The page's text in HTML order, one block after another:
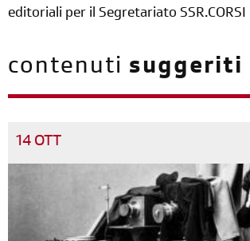
editoriali per il Segretariato SSR.CORSI
contenuti suggeriti
14 OTT